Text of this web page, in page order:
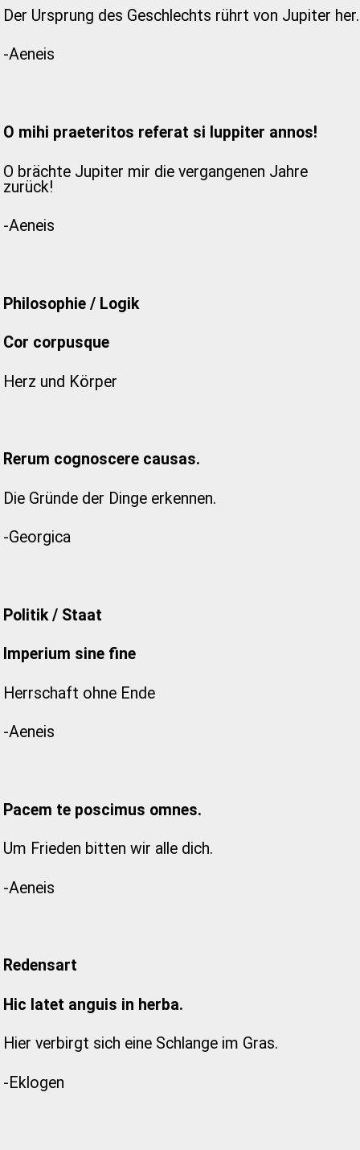
Der Ursprung des Geschlechts rührt von Jupiter her.
-Aeneis
O mihi praeteritos referat si Iuppiter annos!
O brächte Jupiter mir die vergangenen Jahre
zurück!
-Aeneis
Philosophie / Logik
Cor corpusque
Herz und Körper
Rerum cognoscere causas.
Die Gründe der Dinge erkennen.
-Georgica
Politik / Staat
Imperium sine fine
Herrschaft ohne Ende
-Aeneis
Pacem te poscimus omnes.
Um Frieden bitten wir alle dich.
-Aeneis
Redensart
Hic latet anguis in herba.
Hier verbirgt sich eine Schlange im Gras.
-Eklogen